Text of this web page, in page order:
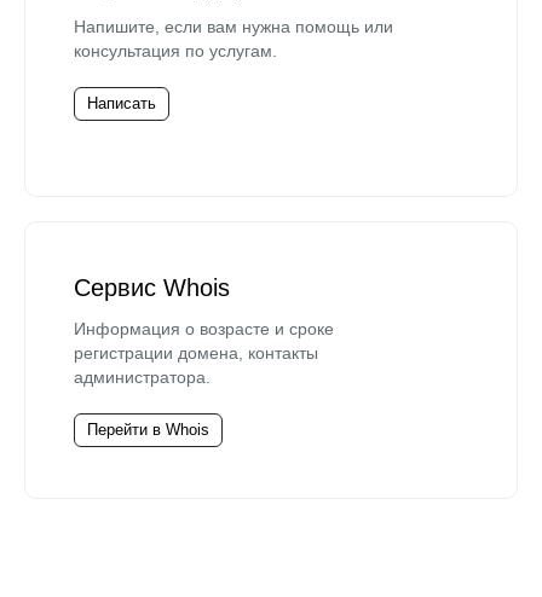
Напишите, если вам нужна помощь или
консультация по услугам.
Написать
Сервис Whois
Информация о возрасте и сроке
регистрации домена, контакты
администратора.
Перейти в Whois